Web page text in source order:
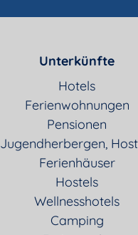
Unterkünfte
Hotels
Ferienwohnungen
Pensionen
Jugendherbergen,
Ferienhäuser
Hostels
Wellnesshotels
Camping